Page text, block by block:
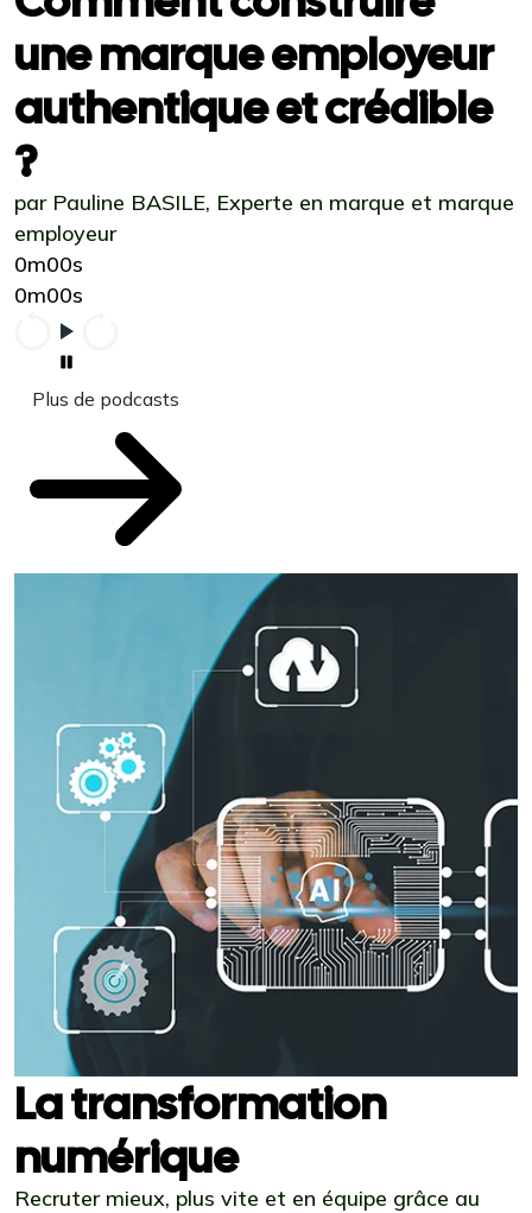
une marque employeur
authentique et crédible
?
par Pauline BASILE, Experte en marque et marque
employeur
0m00s
0m00s
Plus de podcasts
La transformation
numérique
Recruter mieux, plus vite et en équipe grâce au